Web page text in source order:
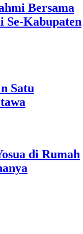
Bersama
Se-Kabupaten
Satu
di Rumah